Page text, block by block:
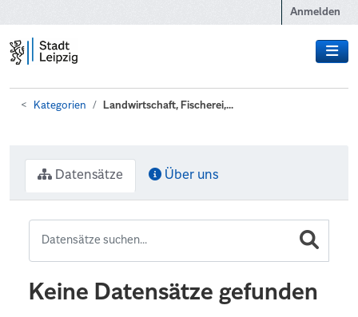
Anmelden
Kategorien Landwirtschaft, Fischerei,...
Datensätze Über uns
Keine Datensätze gefunden